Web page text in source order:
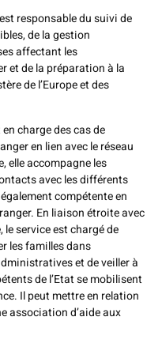
responsable du suivi de
de la gestion
affectant les
et de la préparation à la
de l’Europe et des
charge des cas de
en lien avec le réseau
elle accompagne les
avec les différents
compétente en
En liaison étroite avec
service est chargé de
les familles dans
et de veiller à
de l’Etat se mobilisent
Il peut mettre en relation
association d’aide aux